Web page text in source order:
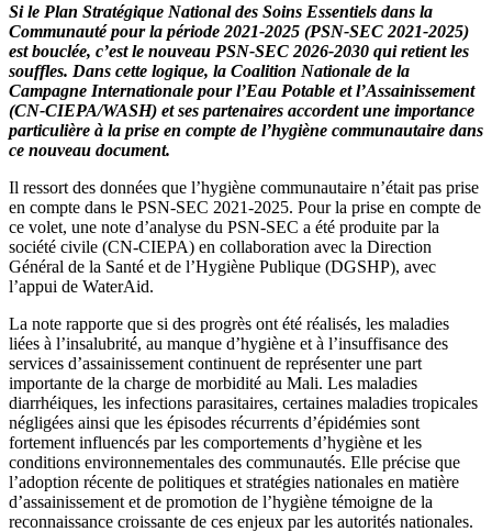
Si le Plan Stratégique National des Soins Essentiels dans la
Communauté pour la période 2021-2025 (PSN-SEC 2021-2025)
est bouclée, c’est le nouveau PSN-SEC 2026-2030 qui retient les
souffles. Dans cette logique, la Coalition Nationale de la
Campagne Internationale pour l’Eau Potable et l’Assainissement
(CN-CIEPA/WASH) et ses partenaires accordent une importance
particulière à la prise en compte de l’hygiène communautaire dans
ce nouveau document.
Il ressort des données que l’hygiène communautaire n’était pas prise
en compte dans le PSN-SEC 2021-2025. Pour la prise en compte de
ce volet, une note d’analyse du PSN-SEC a été produite par la
société civile (CN-CIEPA) en collaboration avec la Direction
Général de la Santé et de l’Hygiène Publique (DGSHP), avec
l’appui de WaterAid.
La note rapporte que si des progrès ont été réalisés, les maladies
liées à l’insalubrité, au manque d’hygiène et à l’insuffisance des
services d’assainissement continuent de représenter une part
importante de la charge de morbidité au Mali. Les maladies
diarrhéiques, les infections parasitaires, certaines maladies tropicales
négligées ainsi que les épisodes récurrents d’épidémies sont
fortement influencés par les comportements d’hygiène et les
conditions environnementales des communautés. Elle précise que
l’adoption récente de politiques et stratégies nationales en matière
d’assainissement et de promotion de l’hygiène témoigne de la
reconnaissance croissante de ces enjeux par les autorités nationales.